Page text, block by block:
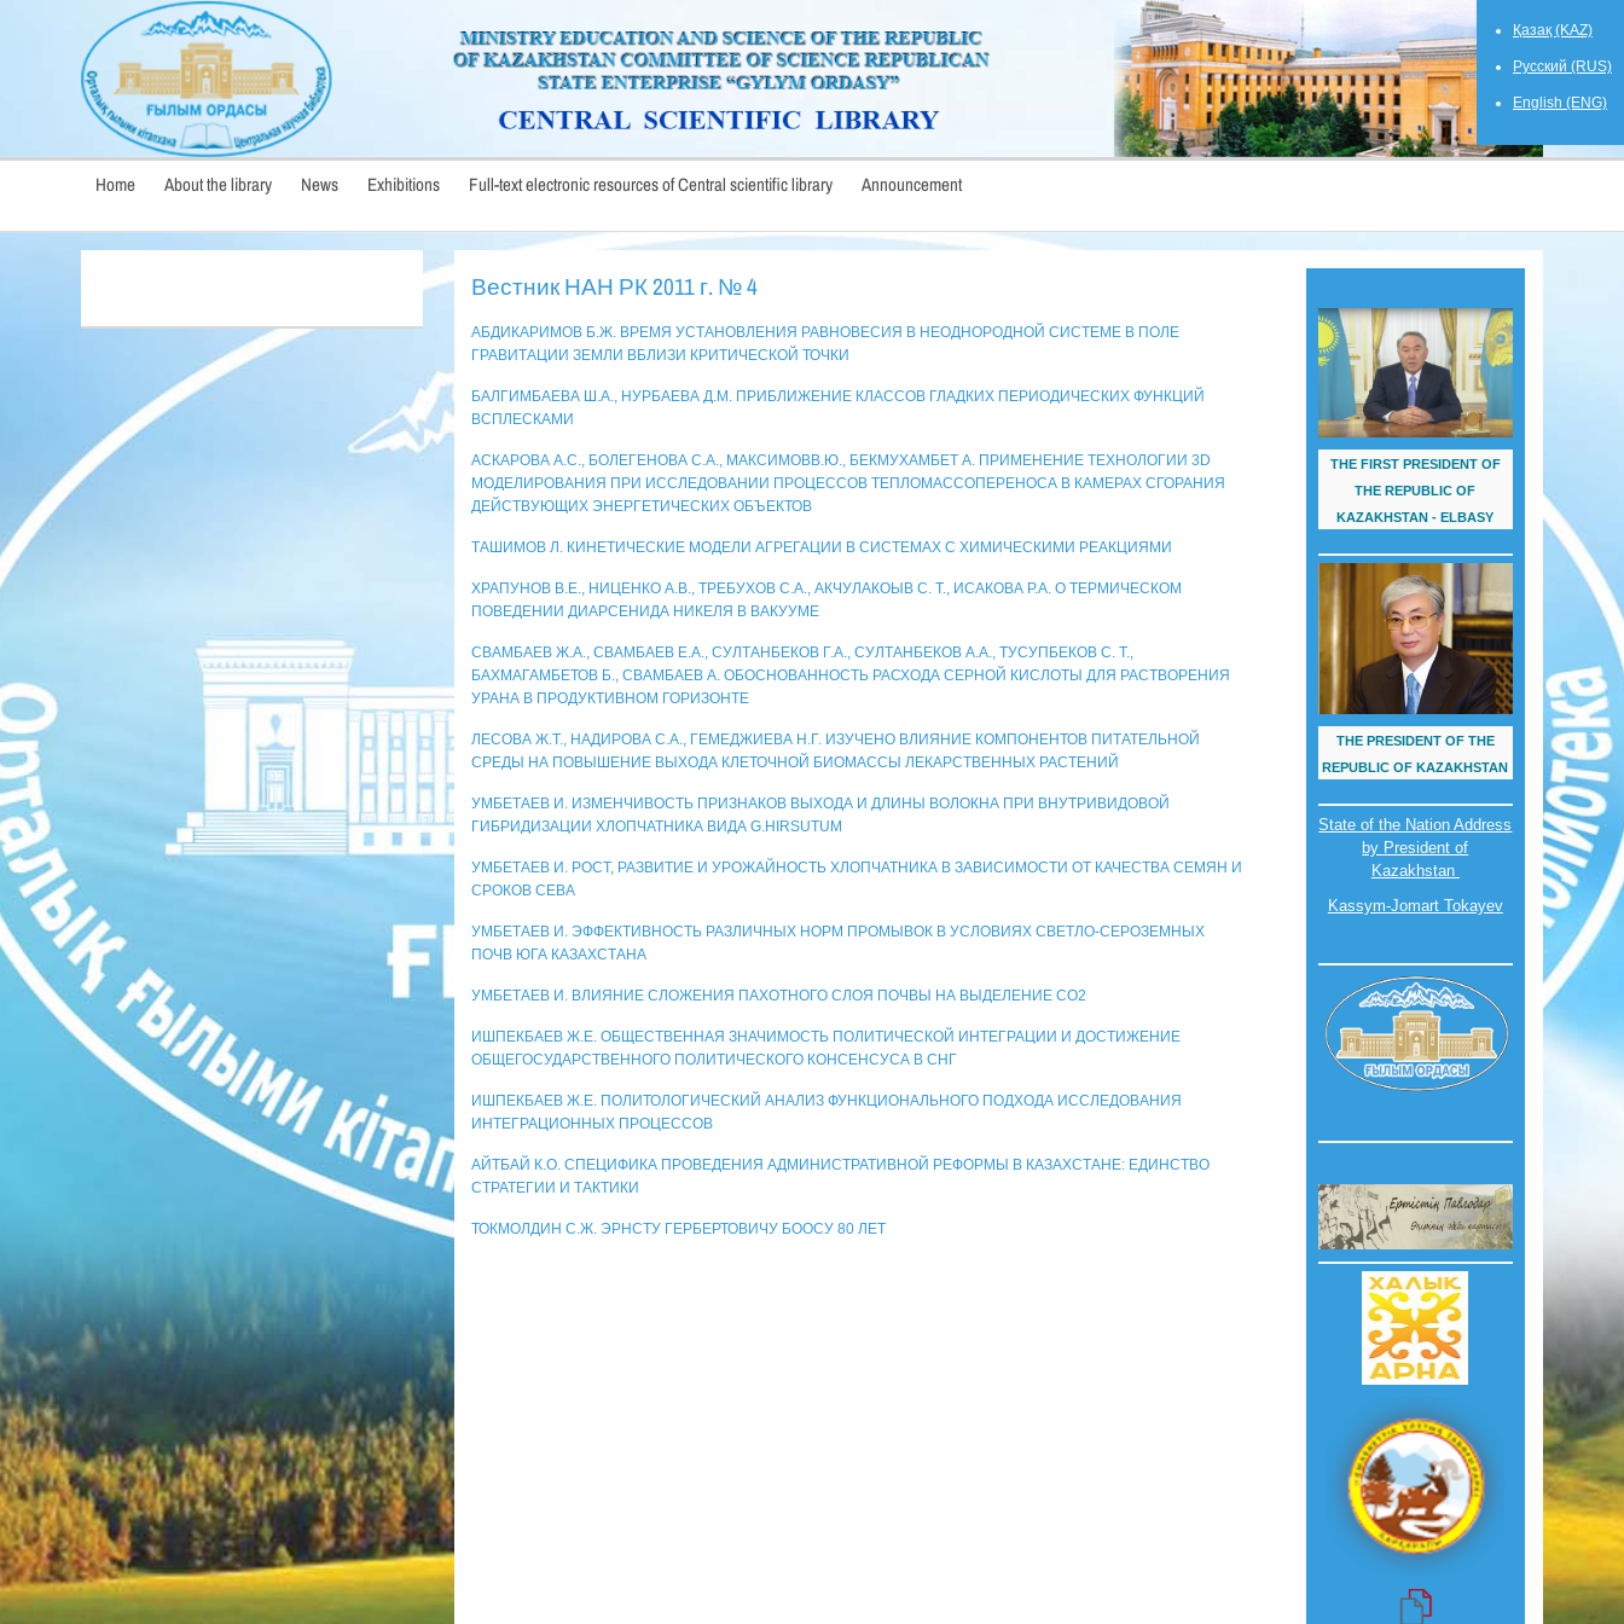
Қазақ (KAZ)
Русский (RUS)
English (ENG)
Home About the library News Exhibitions Full-text electronic resources of Central scientific library Announcement
Вестник НАН РК 2011 г. № 4
АБДИКАРИМОВ Б.Ж. ВРЕМЯ УСТАНОВЛЕНИЯ РАВНОВЕСИЯ В НЕОДНОРОДНОЙ СИСТЕМЕ В ПОЛЕ
ГРАВИТАЦИИ ЗЕМЛИ ВБЛИЗИ КРИТИЧЕСКОЙ ТОЧКИ
БАЛГИМБАЕВА Ш.А., НУРБАЕВА Д.М. ПРИБЛИЖЕНИЕ КЛАССОВ ГЛАДКИХ ПЕРИОДИЧЕСКИХ ФУНКЦИЙ
ВСПЛЕСКАМИ
АСКАРОВА А.С., БОЛЕГЕНОВА С.А., МАКСИМОВВ.Ю., БЕКМУХАМБЕТ А. ПРИМЕНЕНИЕ ТЕХНОЛОГИИ 3D
МОДЕЛИРОВАНИЯ ПРИ ИССЛЕДОВАНИИ ПРОЦЕССОВ ТЕПЛОМАССОПЕРЕНОСА В КАМЕРАХ СГОРАНИЯ
ДЕЙСТВУЮЩИХ ЭНЕРГЕТИЧЕСКИХ ОБЪЕКТОВ
ТАШИМОВ Л. КИНЕТИЧЕСКИЕ МОДЕЛИ АГРЕГАЦИИ В СИСТЕМАХ С ХИМИЧЕСКИМИ РЕАКЦИЯМИ
ХРАПУНОВ В.Е., НИЦЕНКО А.В., ТРЕБУХОВ С.А., АКЧУЛАКОЫВ С. Т., ИСАКОВА Р.А. О ТЕРМИЧЕСКОМ
ПОВЕДЕНИИ ДИАРСЕНИДА НИКЕЛЯ В ВАКУУМЕ
СВАМБАЕВ Ж.А., СВАМБАЕВ Е.А., СУЛТАНБЕКОВ Г.А., СУЛТАНБЕКОВ А.А., ТУСУПБЕКОВ С. Т.,
БАХМАГАМБЕТОВ Б., СВАМБАЕВ А. ОБОСНОВАННОСТЬ РАСХОДА СЕРНОЙ КИСЛОТЫ ДЛЯ РАСТВОРЕНИЯ
УРАНА В ПРОДУКТИВНОМ ГОРИЗОНТЕ
ЛЕСОВА Ж.Т., НАДИРОВА С.А., ГЕМЕДЖИЕВА Н.Г. ИЗУЧЕНО ВЛИЯНИЕ КОМПОНЕНТОВ ПИТАТЕЛЬНОЙ
СРЕДЫ НА ПОВЫШЕНИЕ ВЫХОДА КЛЕТОЧНОЙ БИОМАССЫ ЛЕКАРСТВЕННЫХ РАСТЕНИЙ
УМБЕТАЕВ И. ИЗМЕНЧИВОСТЬ ПРИЗНАКОВ ВЫХОДА И ДЛИНЫ ВОЛОКНА ПРИ ВНУТРИВИДОВОЙ
ГИБРИДИЗАЦИИ ХЛОПЧАТНИКА ВИДА G.HIRSUTUM
УМБЕТАЕВ И. РОСТ, РАЗВИТИЕ И УРОЖАЙНОСТЬ ХЛОПЧАТНИКА В ЗАВИСИМОСТИ ОТ КАЧЕСТВА СЕМЯН И
СРОКОВ СЕВА
УМБЕТАЕВ И. ЭФФЕКТИВНОСТЬ РАЗЛИЧНЫХ НОРМ ПРОМЫВОК В УСЛОВИЯХ СВЕТЛО-СЕРОЗЕМНЫХ
ПОЧВ ЮГА КАЗАХСТАНА
УМБЕТАЕВ И. ВЛИЯНИЕ СЛОЖЕНИЯ ПАХОТНОГО СЛОЯ ПОЧВЫ НА ВЫДЕЛЕНИЕ СО2
ИШПЕКБАЕВ Ж.Е. ОБЩЕСТВЕННАЯ ЗНАЧИМОСТЬ ПОЛИТИЧЕСКОЙ ИНТЕГРАЦИИ И ДОСТИЖЕНИЕ
ОБЩЕГОСУДАРСТВЕННОГО ПОЛИТИЧЕСКОГО КОНСЕНСУСА В СНГ
ИШПЕКБАЕВ Ж.Е. ПОЛИТОЛОГИЧЕСКИЙ АНАЛИЗ ФУНКЦИОНАЛЬНОГО ПОДХОДА ИССЛЕДОВАНИЯ
ИНТЕГРАЦИОННЫХ ПРОЦЕССОВ
АЙТБАЙ К.О. СПЕЦИФИКА ПРОВЕДЕНИЯ АДМИНИСТРАТИВНОЙ РЕФОРМЫ В КАЗАХСТАНЕ: ЕДИНСТВО
СТРАТЕГИИ И ТАКТИКИ
ТОКМОЛДИН С.Ж. ЭРНСТУ ГЕРБЕРТОВИЧУ БООСУ 80 ЛЕТ
THE FIRST PRESIDENT OF
THE REPUBLIC OF
KAZAKHSTAN - ELBASY
THE PRESIDENT OF THE
REPUBLIC OF KAZAKHSTAN
State of the Nation Address
by President of
Kazakhstan
Kassym-Jomart Tokayev